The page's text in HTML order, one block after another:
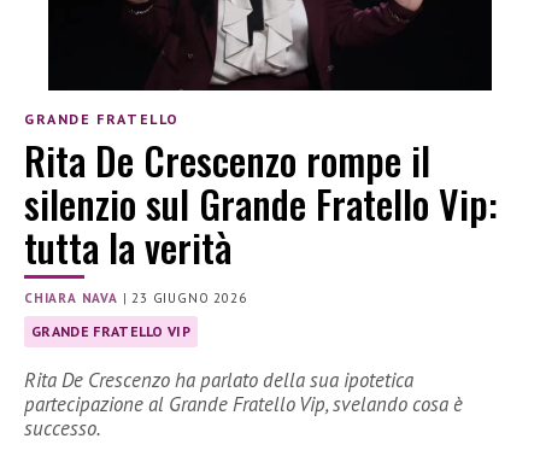
GRANDE FRATELLO
Rita De Crescenzo rompe il
silenzio sul Grande Fratello Vip:
tutta la verità
CHIARA NAVA |23 GIUGNO 2026
GRANDE FRATELLO VIP
Rita De Crescenzo ha parlato della sua ipotetica
partecipazione al Grande Fratello Vip, svelando cosa è
successo.